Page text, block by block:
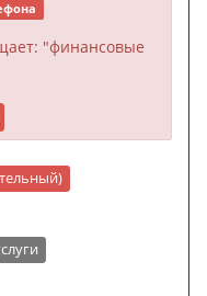
"финансовые